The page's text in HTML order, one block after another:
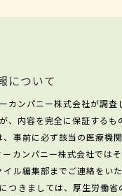
について
ンパニー株式会社が調査
内容を完全に保証するも
事前に必ず該当の医療機
カンパニー株式会社では
ル編集部までご連絡をい
きましては、厚生労働省